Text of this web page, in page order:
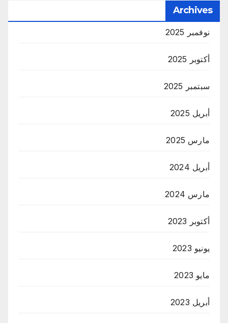
Archives
نوفمبر 2025
أكتوبر 2025
سبتمبر 2025
أبريل 2025
مارس 2025
أبريل 2024
مارس 2024
أكتوبر 2023
يونيو 2023
مايو 2023
أبريل 2023